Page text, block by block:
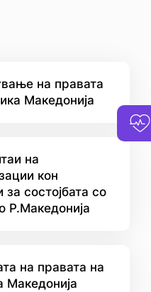
на правата
Македонија
на
кон
состојбата со
Р.Македонија
на правата на
Македонија